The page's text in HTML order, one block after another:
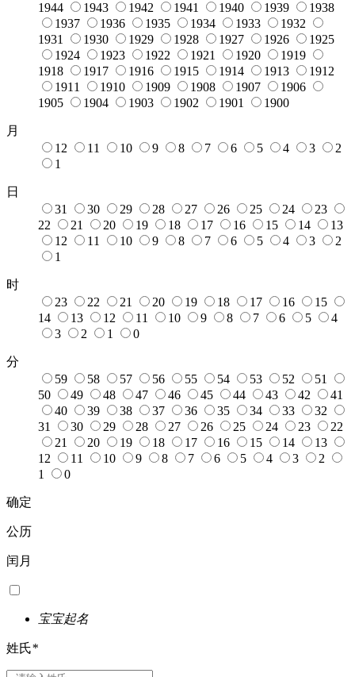
1944
1943 1942 1941 1940 1939
1938
1937
1936 1935 1934 1933
1932
1931
1930 1929 1928 1927 1926
1925
1924
1923 1922 1921 1920
1919
1918
1917 1916 1915 1914 1913
1912
1911
1910 1909 1908 1907
1906
1905
1904 1903 1902 1901 1900
月
12
11 10 9 8 7 6 5 4 3
2
1
日
31
30 29 28 27 26 25 24
23
22
21 20 19 18 17 16 15 14
13
12
11 10 9 8 7 6 5 4 3
2
1
时
23
22 21 20 19 18 17 16
15
14
13 12 11 10 9 8 7 6 5
4
3
2 1 0
分
59
58 57 56 55 54 53 52
51
50
49 48 47 46 45 44 43 42
41
40
39 38 37 36 35 34 33
32
31
30 29 28 27 26 25 24 23
22
21
20 19 18 17 16 15 14
13
12
11 10 9 8 7 6 5 4 3
2
1
0
确定
公历
闰月
宝宝起名
姓氏*